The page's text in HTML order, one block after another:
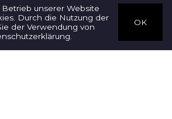
Therapeuten
werden Schliessen
unserer Website
Durch die Nutzung der
der Verwendung von
OK